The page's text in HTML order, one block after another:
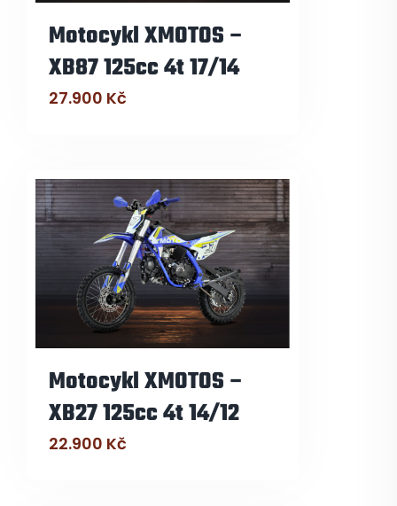
Motocykl XMOTOS –
XB87 125cc 4t 17/14
27.900 Kč
Motocykl XMOTOS –
XB27 125cc 4t 14/12
22.900 Kč